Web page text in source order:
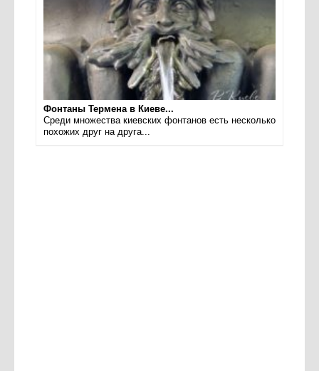
Фонтаны Термена в Киеве...
Среди множества киевских фонтанов есть несколько
похожих друг на друга...